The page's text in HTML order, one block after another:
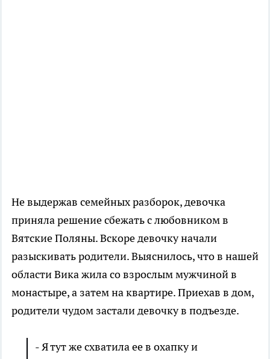
Не выдержав семейных разборок, девочка
приняла решение сбежать с любовником в
Вятские Поляны. Вскоре девочку начали
разыскивать родители. Выяснилось, что в нашей
области Вика жила со взрослым мужчиной в
монастыре, а затем на квартире. Приехав в дом,
родители чудом застали девочку в подъезде.
- Я тут же схватила ее в охапку и